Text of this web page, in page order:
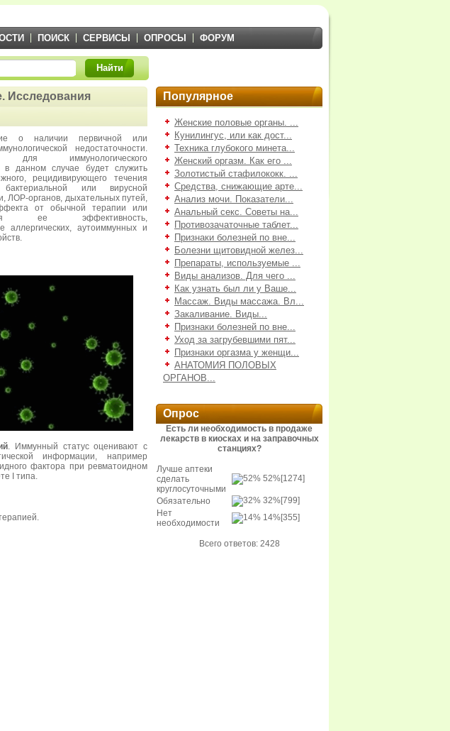
ПОИСК СЕРВИСЫ ОПРОСЫ ФОРУМ
Найти
Исследования
о наличии первичной или
недостаточности.
для иммунологического
в данном случае будет служить
рецидивирующего течения
бактериальной или вирусной
ЛОР-органов, дыхательных путей,
от обычной терапии или
ее эффективность,
аллергических, аутоиммунных и
. Иммунный статус оценивают с
информации, например
фактора при ревматоидном
I типа.
Популярное
Женские половые органы. ...
Кунилингус, или как дост...
Техника глубокого минета...
Женский оргазм. Как его ...
Золотистый стафилококк. ...
Средства, снижающие арте...
Анализ мочи. Показатели...
Анальный секс. Советы на...
Противозачаточные таблет...
Признаки болезней по вне...
Болезни щитовидной желез...
Препараты, используемые ...
Виды анализов. Для чего ...
Как узнать был ли у Ваше...
Массаж. Виды массажа. Вл...
Закаливание. Виды...
Признаки болезней по вне...
Уход за загрубевшими пят...
Признаки оргазма у женщи...
АНАТОМИЯ ПОЛОВЫХ
ОРГАНОВ...
Опрос
Есть ли необходимость в продаже
лекарств в киосках и на заправочных
станциях?
Лучше аптеки
сделать
круглосуточными
52%[1274]
Обязательно 32%[799]
Нет
необходимости
14%[355]
Всего ответов: 2428